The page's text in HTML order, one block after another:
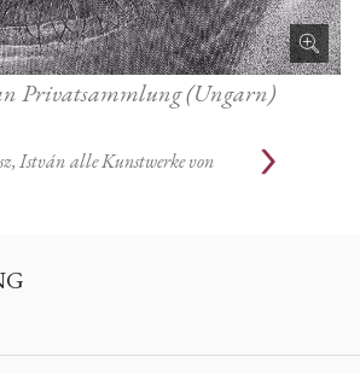
Privatsammlung (Ungarn)
István alle Kunstwerke von